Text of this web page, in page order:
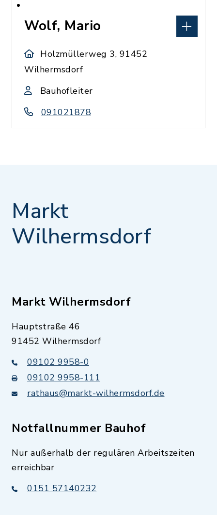
Wolf, Mario
Holzmüllerweg 3, 91452
Wilhermsdorf
Bauhofleiter
091021878
Markt
Wilhermsdorf
Markt Wilhermsdorf
Hauptstraße 46
91452 Wilhermsdorf
09102 9958-0
09102 9958-111
rathaus@markt-wilhermsdorf.de
Notfallnummer Bauhof
Nur außerhalb der regulären Arbeitszeiten
erreichbar
0151 57140232